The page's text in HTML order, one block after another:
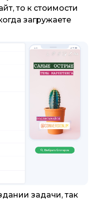
то к стоимости
загружаете
задачи, так